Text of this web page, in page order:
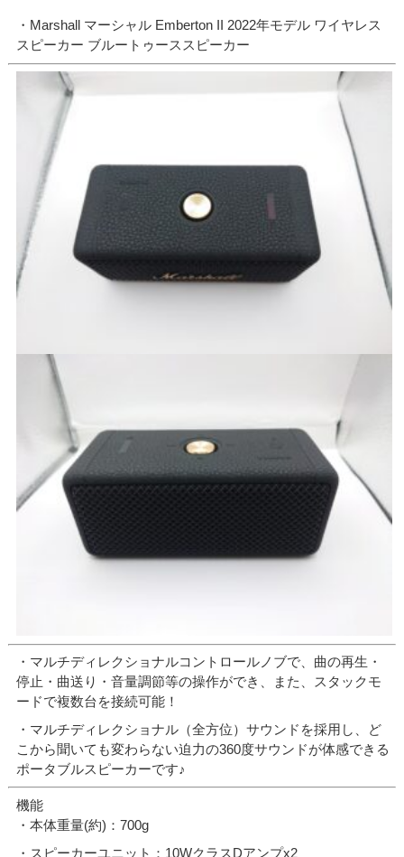
・Marshall マーシャル Emberton II 2022年モデル ワイヤレス
スピーカー ブルートゥーススピーカー
・マルチディレクショナルコントロールノブで、曲の再生・
停止・曲送り・音量調節等の操作ができ、また、スタックモ
ードで複数台を接続可能！
・マルチディレクショナル（全方位）サウンドを採用し、ど
こから聞いても変わらない迫力の360度サウンドが体感できる
ポータブルスピーカーです♪
機能
・本体重量(約)：700g
・スピーカーユニット：10WクラスDアンプx2